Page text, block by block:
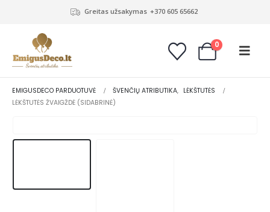
Greitas užsakymas +370 605 65662
0
EMIGUSDECO PARDUOTUVĖ ŠVENČIŲ ATRIBUTIKA, LĖKŠTUTĖS
LĖKŠTUTĖS ŽVAIGŽDĖ (SIDABRINĖ)